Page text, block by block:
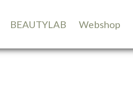
BEAUTYLAB Webshop